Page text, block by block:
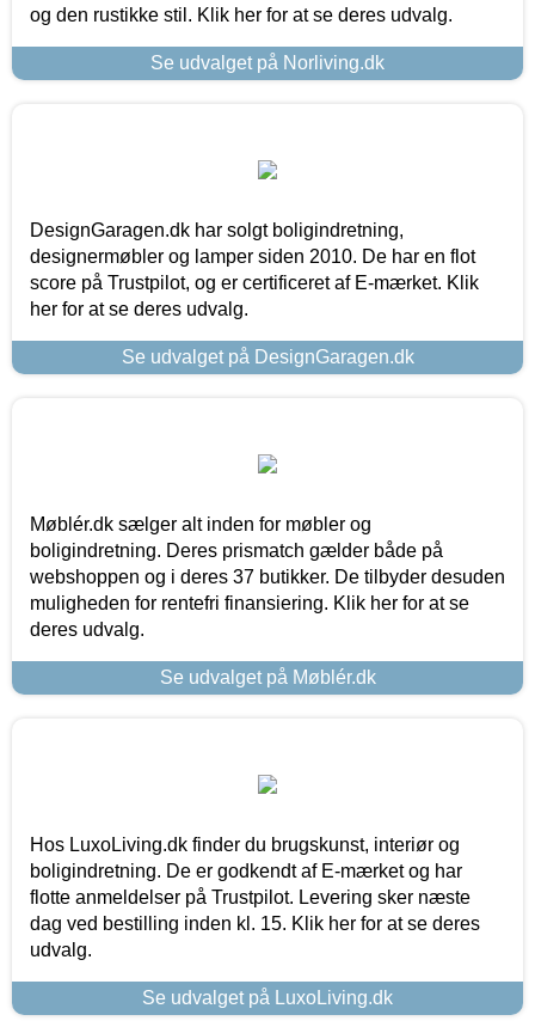
og den rustikke stil. Klik her for at se deres udvalg.
Se udvalget på Norliving.dk
DesignGaragen.dk har solgt boligindretning,
designermøbler og lamper siden 2010. De har en flot
score på Trustpilot, og er certificeret af E-mærket. Klik
her for at se deres udvalg.
Se udvalget på DesignGaragen.dk
Møblér.dk sælger alt inden for møbler og
boligindretning. Deres prismatch gælder både på
webshoppen og i deres 37 butikker. De tilbyder desuden
muligheden for rentefri finansiering. Klik her for at se
deres udvalg.
Se udvalget på Møblér.dk
Hos LuxoLiving.dk finder du brugskunst, interiør og
boligindretning. De er godkendt af E-mærket og har
flotte anmeldelser på Trustpilot. Levering sker næste
dag ved bestilling inden kl. 15. Klik her for at se deres
udvalg.
Se udvalget på LuxoLiving.dk